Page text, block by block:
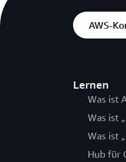
AWS-
Lernen
Was ist
Was ist
Was ist
Hub für